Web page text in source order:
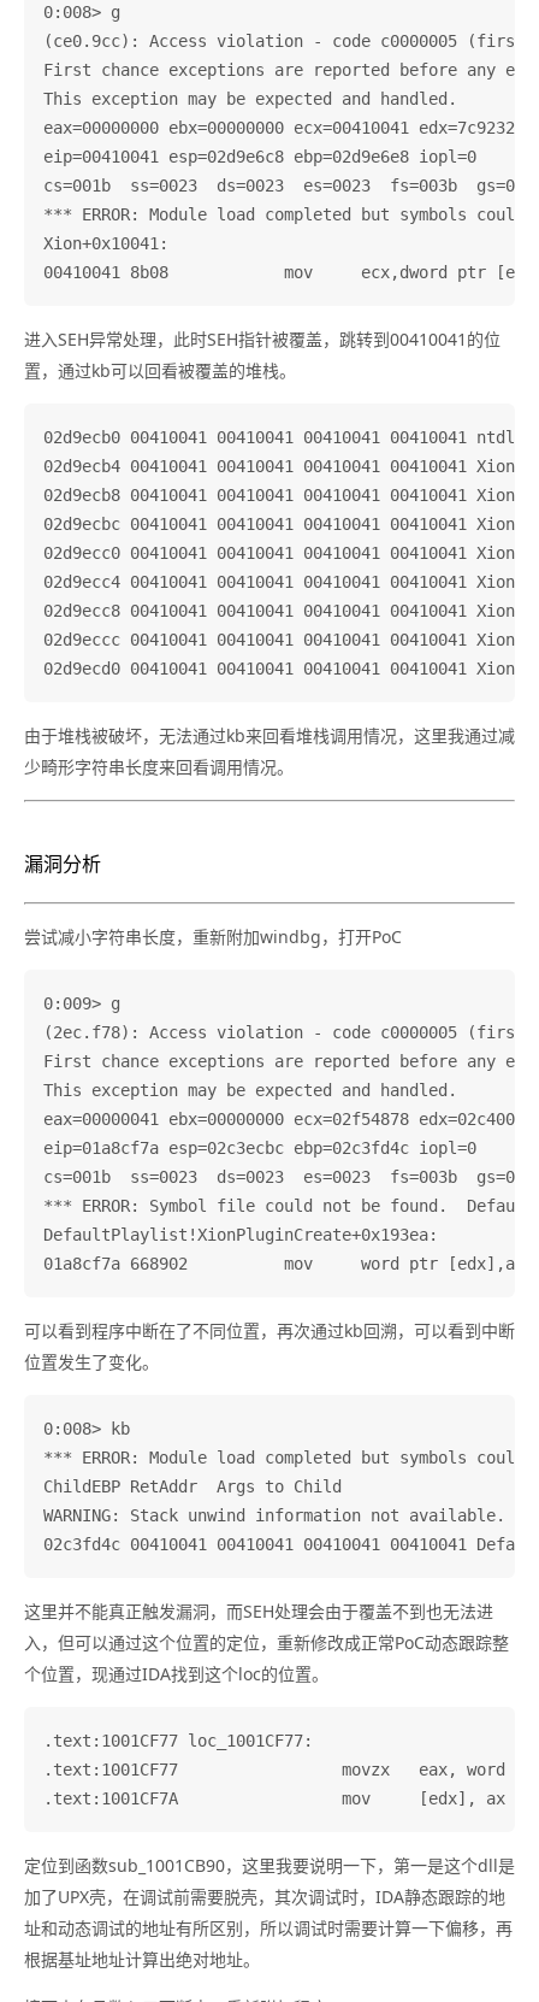
0:008> g
(ce0.9cc): Access violation - code c0000005 (first
First chance exceptions are reported before any
This exception may be expected and handled.
eax=00000000 ebx=00000000 ecx=00410041
eip=00410041 esp=02d9e6c8 ebp=02d9e6e8 iopl=0
cs=001b  ss=0023  ds=0023  es=0023  fs=003b
*** ERROR: Module load completed but symbols
Xion+0x10041:
进入SEH异常处理，此时SEH指针被覆盖，跳转到00410041的位
置，通过kb可以回看被覆盖的堆栈。
02d9ecb0 00410041 00410041 00410041 00410041
02d9ecb4 00410041 00410041 00410041 00410041
02d9ecb8 00410041 00410041 00410041 00410041
02d9ecbc 00410041 00410041 00410041 00410041
02d9ecc0 00410041 00410041 00410041 00410041
02d9ecc4 00410041 00410041 00410041 00410041
02d9ecc8 00410041 00410041 00410041 00410041
02d9eccc 00410041 00410041 00410041 00410041
由于堆栈被破坏，无法通过kb来回看堆栈调用情况，这里我通过减
少畸形字符串长度来回看调用情况。
漏洞分析
尝试减小字符串长度，重新附加windbg，打开PoC
0:009> g
(2ec.f78): Access violation - code c0000005 (first
First chance exceptions are reported before any
This exception may be expected and handled.
eax=00000041 ebx=00000000 ecx=02f54878
eip=01a8cf7a esp=02c3ecbc ebp=02c3fd4c iopl=0
cs=001b  ss=0023  ds=0023  es=0023  fs=003b
*** ERROR: Symbol file could not be found.
DefaultPlaylist!XionPluginCreate+0x193ea:
可以看到程序中断在了不同位置，再次通过kb回溯，可以看到中断
位置发生了变化。
0:008> kb
*** ERROR: Module load completed but symbols
ChildEBP RetAddr  Args to Child
WARNING: Stack unwind information not available.
这里并不能真正触发漏洞，而SEH处理会由于覆盖不到也无法进
入，但可以通过这个位置的定位，重新修改成正常PoC动态跟踪整
个位置，现通过IDA找到这个loc的位置。
.text:1001CF77 loc_1001CF77:                           ;
.text:1001CF77                 movzx   eax, word
定位到函数sub_1001CB90，这里我要说明一下，第一是这个dll是
加了UPX壳，在调试前需要脱壳，其次调试时，IDA静态跟踪的地
址和动态调试的地址有所区别，所以调试时需要计算一下偏移，再
根据基址地址计算出绝对地址。